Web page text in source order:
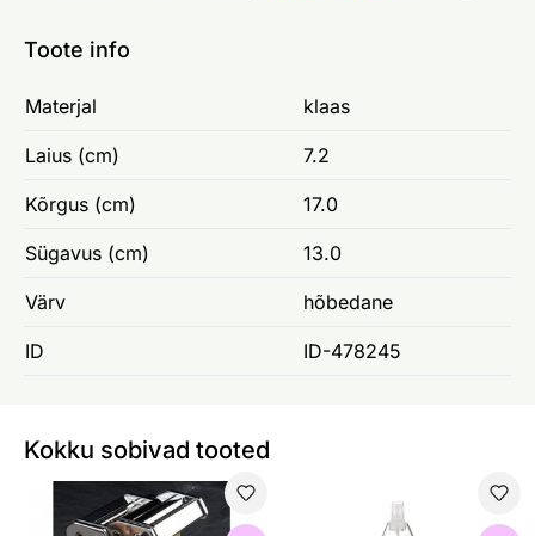
Toote info
Materjal klaas
Laius (cm) 7.2
Kõrgus (cm) 17.0
Sügavus (cm) 13.0
Värv hõbedane
ID ID-478245
Kokku sobivad tooted
Pastamasin Deluxe IC Tsitruspress pritsiga